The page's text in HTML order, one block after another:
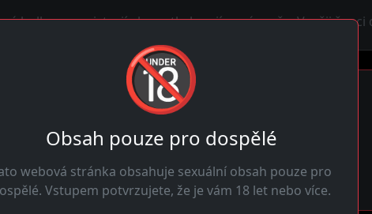
holky se registrují aby potkaly zajímavé muže. Využij šanci
Hledej holky ještě dnes
Profil za minutu - chatuj s holkami ještě dnes večer.
Začít ihned
🔞
Obsah pouze pro dospělé
webová stránka obsahuje sexuální obsah pouze pro
Vstupem potvrzujete, že je vám 18 let nebo více.